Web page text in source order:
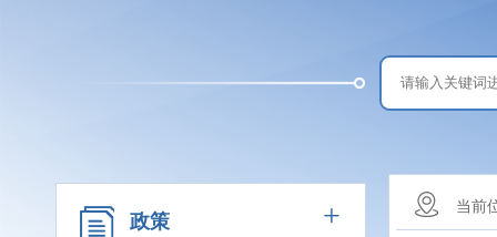
政策 + 当前